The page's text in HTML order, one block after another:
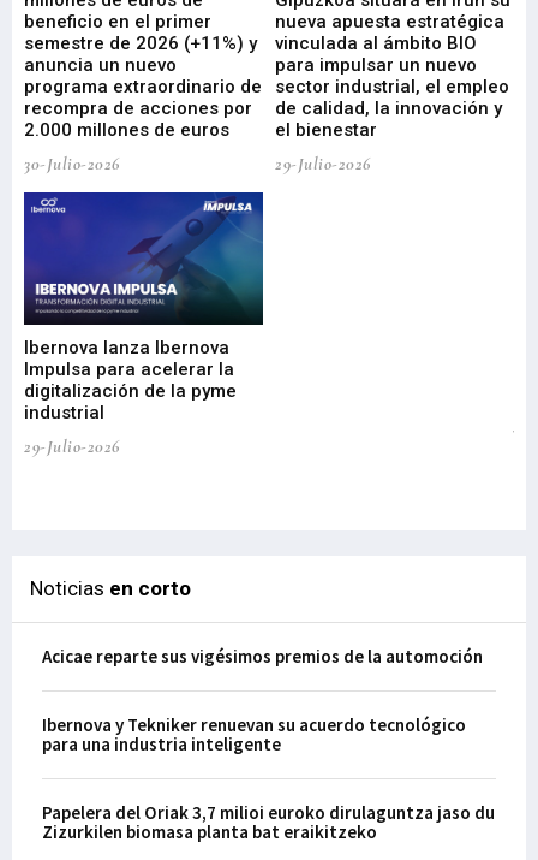
beneficio en el primer
semestre de 2026 (+11%) y
anuncia un nuevo
programa extraordinario de
recompra de acciones por
2.000 millones de euros
30-Julio-2026
nueva apuesta estratégica
vinculada al ámbito BIO
para impulsar un nuevo
sector industrial, el empleo
de calidad, la innovación y
el bienestar
29-Julio-2026
Ibernova lanza Ibernova
Impulsa para acelerar la
digitalización de la pyme
industrial
29-Julio-2026
Noticias en corto
Acicae reparte sus vigésimos premios de la automoción
Ibernova y Tekniker renuevan su acuerdo tecnológico
para una industria inteligente
Papelera del Oriak 3,7 milioi euroko dirulaguntza jaso du
Zizurkilen biomasa planta bat eraikitzeko